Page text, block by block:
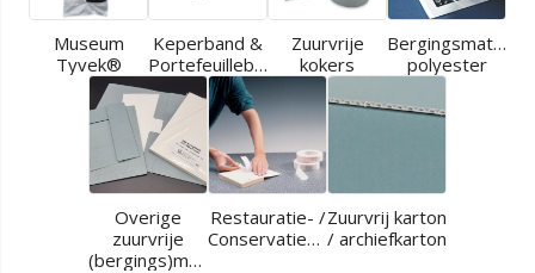
Museum
Tyvek®
Keperband &
Portefeuilleband
Zuurvrije
kokers
polyester
Overige
zuurvrije
(bergings)materialen
Restauratie- /
Conservatiematerialen
Zuurvrij karton
/ archiefkarton